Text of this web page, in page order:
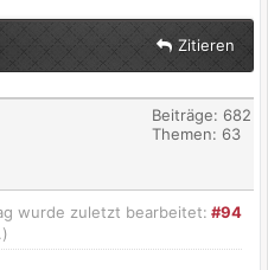
Zitieren
Beiträge: 682
Themen: 63
#94
wurde zuletzt bearbeitet: